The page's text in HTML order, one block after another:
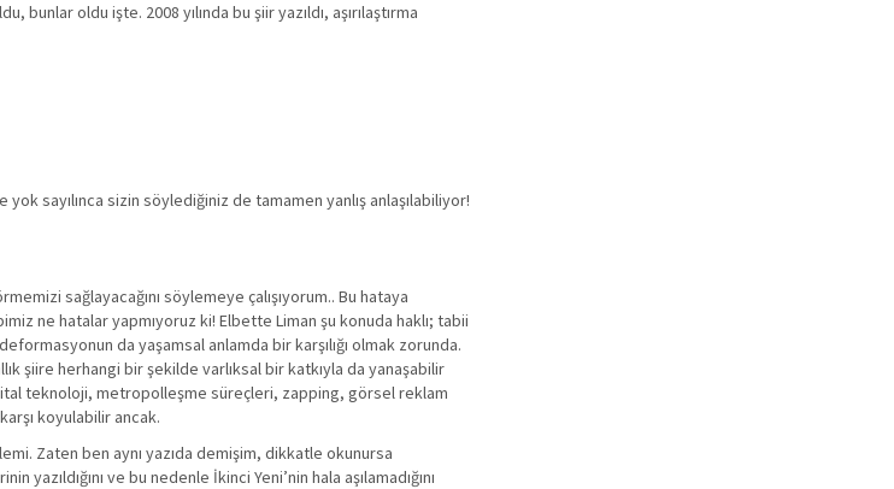
bunlar oldu işte. 2008 yılında bu şiir yazıldı, aşırılaştırma
sayılınca sizin söylediğiniz de tamamen yanlış anlaşılabiliyor!
sağlayacağını söylemeye çalışıyorum.. Bu hataya
ne hatalar yapmıyoruz ki! Elbette Liman şu konuda haklı; tabii
da yaşamsal anlamda bir karşılığı olmak zorunda.
şiire herhangi bir şekilde varlıksal bir katkıyla da yanaşabilir
teknoloji, metropolleşme süreçleri, zapping, görsel reklam
koyulabilir ancak.
Zaten ben aynı yazıda demişim, dikkatle okunursa
ve bu nedenle İkinci Yeni’nin hala aşılamadığını